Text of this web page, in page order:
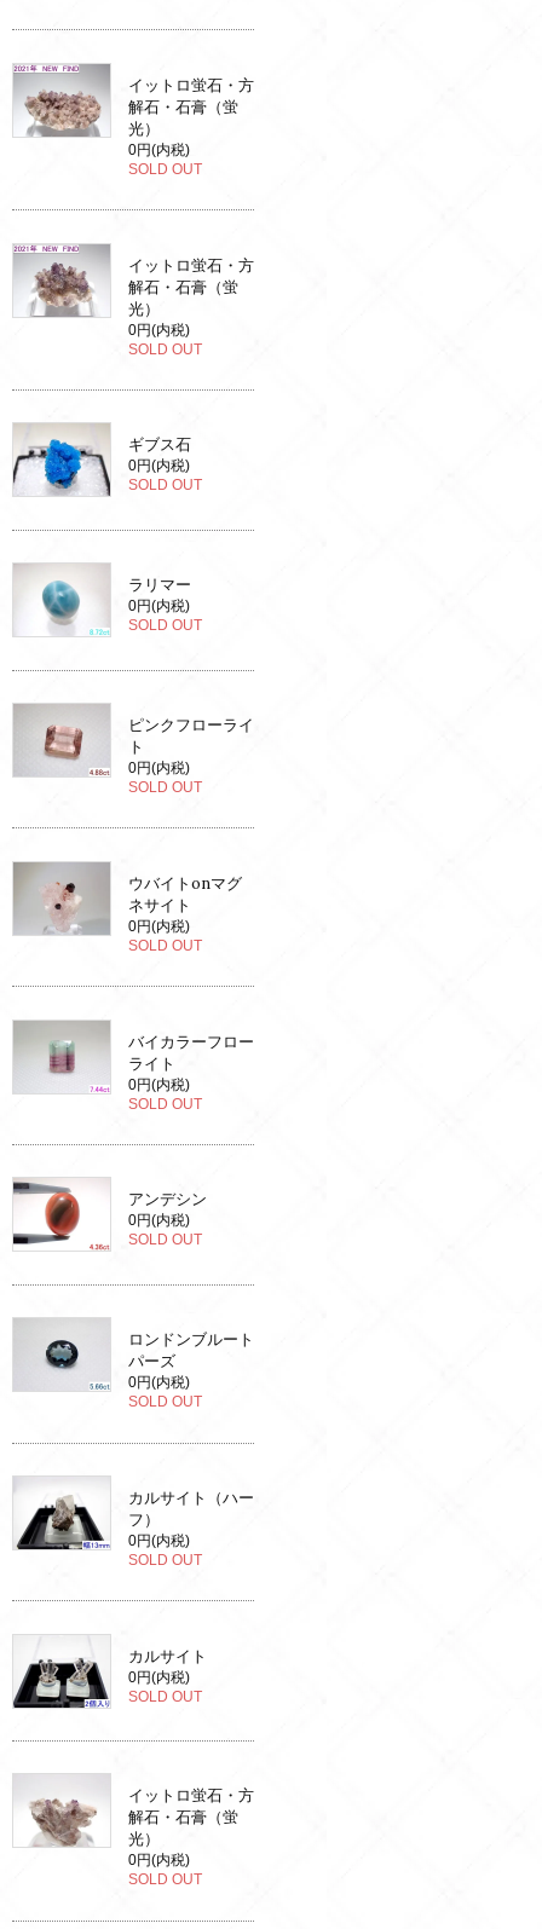
イットロ蛍石・方
解石・石膏（蛍
光）
0円(内税)
SOLD OUT
イットロ蛍石・方
解石・石膏（蛍
光）
0円(内税)
SOLD OUT
ギブス石
0円(内税)
SOLD OUT
ラリマー
0円(内税)
SOLD OUT
ピンクフローライ
ト
0円(内税)
SOLD OUT
ウバイトonマグ
ネサイト
0円(内税)
SOLD OUT
バイカラーフロー
ライト
0円(内税)
SOLD OUT
アンデシン
0円(内税)
SOLD OUT
ロンドンブルート
パーズ
0円(内税)
SOLD OUT
カルサイト（ハー
フ）
0円(内税)
SOLD OUT
カルサイト
0円(内税)
SOLD OUT
イットロ蛍石・方
解石・石膏（蛍
光）
0円(内税)
SOLD OUT